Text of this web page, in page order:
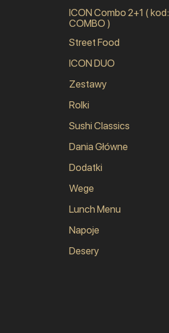
ICON Combo 2+1 ( kod:
COMBO )
Street Food
ICON DUO
Zestawy
Rolki
Sushi Classics
Dania Główne
Dodatki
Wege
Lunch Menu
Napoje
Desery